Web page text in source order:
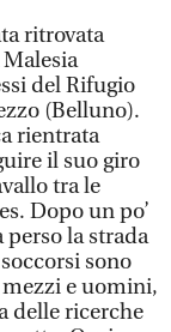
ritrovata
del Rifugio
(Belluno).
rientrata
il suo giro
tra le
Dopo un po’
perso la strada
sono
e uomini,
delle ricerche